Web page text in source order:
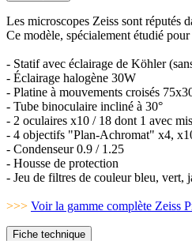
Les microscopes Zeiss sont réputés
Ce modèle, spécialement étudié
- Statif avec éclairage de Köhler
- Éclairage halogène 30W
- Platine à mouvements croisés
- Tube binoculaire incliné à 30°
- 2 oculaires x10 / 18 dont 1 avec
- 4 objectifs "Plan-Achromat" x4,
- Condenseur 0.9 / 1.25
- Housse de protection
- Jeu de filtres de couleur bleu, vert,
>>> Voir la gamme complète Zeiss
Fiche technique